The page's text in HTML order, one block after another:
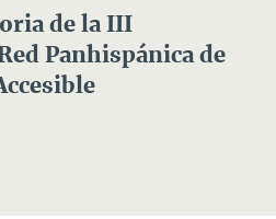
de la III
Panhispánica de